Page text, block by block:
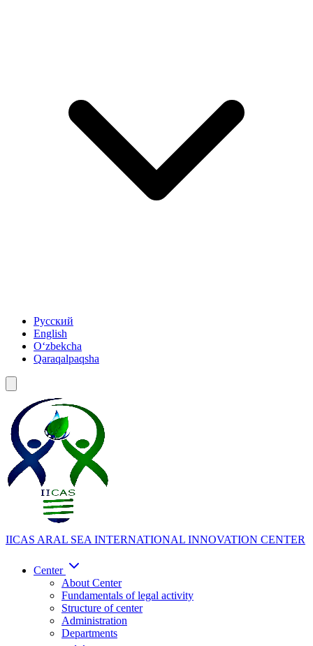
Русский
English
Oʻzbekcha
Qaraqalpaqsha
IICAS ARAL SEA INTERNATIONAL INNOVATION CENTER
Center
About Center
Fundamentals of legal activity
Structure of center
Administration
Departments